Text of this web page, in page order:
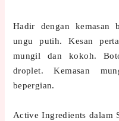
Hadir dengan kemasan
ungu putih. Kesan
mungil dan kokoh.
droplet. Kemasan
bepergian.
Active Ingredients dalam